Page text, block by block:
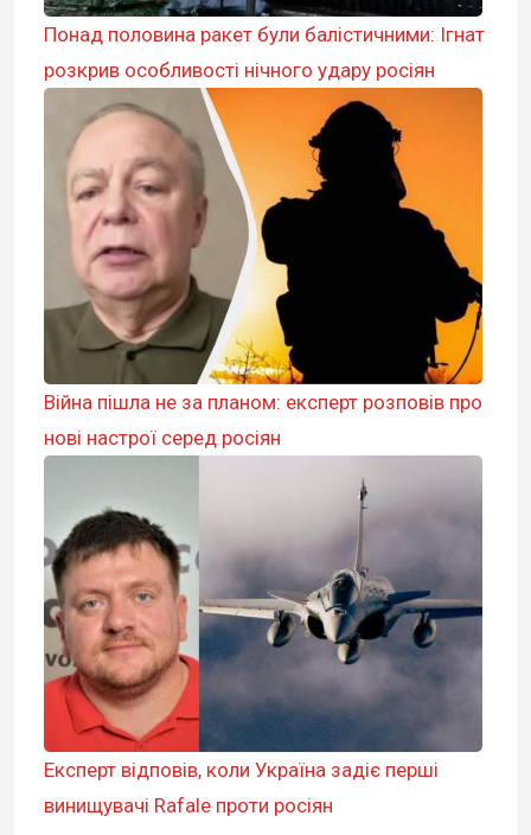
Понад половина ракет були балістичними: Ігнат
розкрив особливості нічного удару росіян
Війна пішла не за планом: експерт розповів про
нові настрої серед росіян
Експерт відповів, коли Україна задіє перші
винищувачі Rafale проти росіян